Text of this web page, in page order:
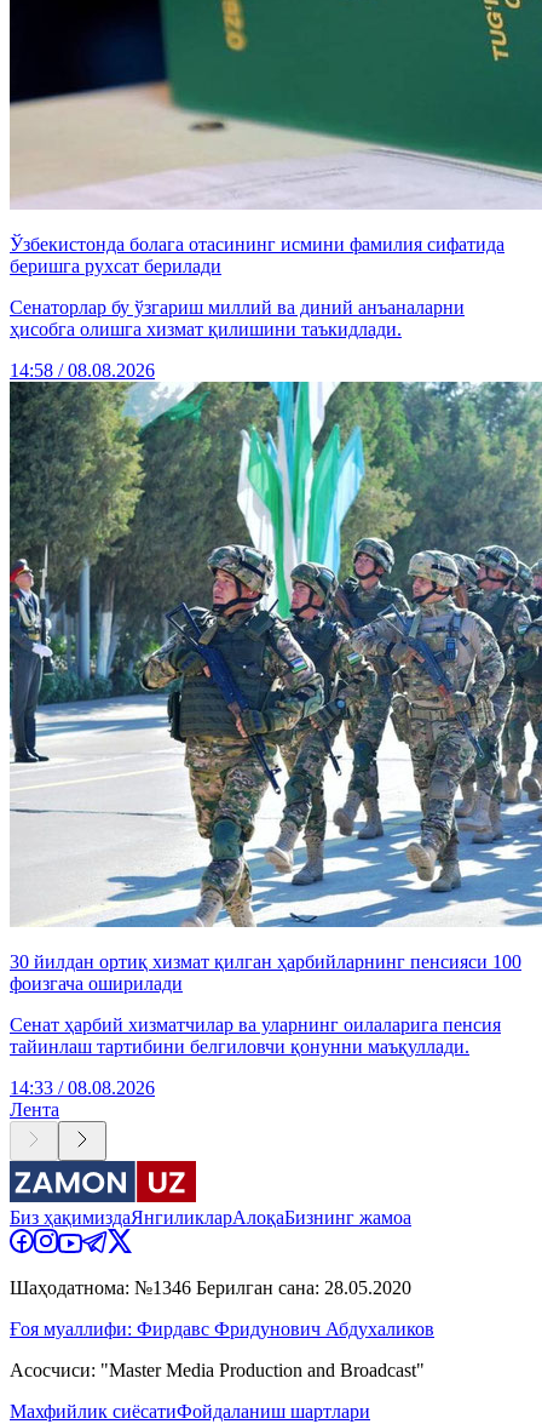
Ўзбекистонда болага отасининг исмини фамилия сифатида
беришга рухсат берилади
Сенаторлар бу ўзгариш миллий ва диний анъаналарни
ҳисобга олишга хизмат қилишини таъкидлади.
14:58 / 08.08.2026
30 йилдан ортиқ хизмат қилган ҳарбийларнинг пенсияси 100
фоизгача оширилади
Сенат ҳарбий хизматчилар ва уларнинг оилаларига пенсия
тайинлаш тартибини белгиловчи қонунни маъқуллади.
14:33 / 08.08.2026
Лента
Биз ҳақимиздаЯнгиликларАлоқаБизнинг жамоа
Шаҳодатнома: №1346 Берилган сана: 28.05.2020
Ғоя муаллифи: Фирдавс Фридунович Абдухаликов
Асосчиси: "Master Media Production and Broadcast"
Махфийлик сиёсатиФойдаланиш шартлари